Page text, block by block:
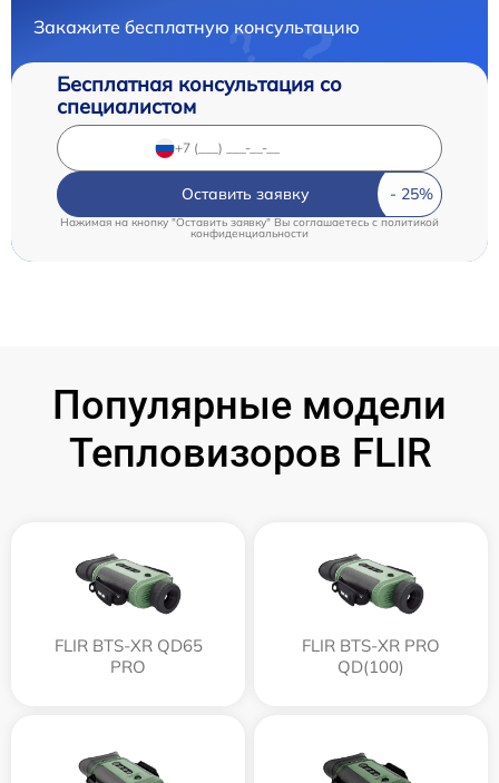
Закажите бесплатную консультацию
Бесплатная консультация со
специалистом
Оставить заявку
Нажимая на кнопку "Оставить заявку" Вы соглашаетесь cполитикой
конфиденциальности
Популярные модели
Тепловизоров FLIR
FLIR BTS-XR QD65
PRO
FLIR BTS-XR PRO
QD(100)